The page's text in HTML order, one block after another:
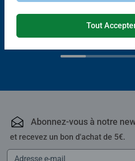
Mauvais jusqu'à l'os
Abonnez-vous à notre
et recevez un bon d'achat de 5€.
Tout